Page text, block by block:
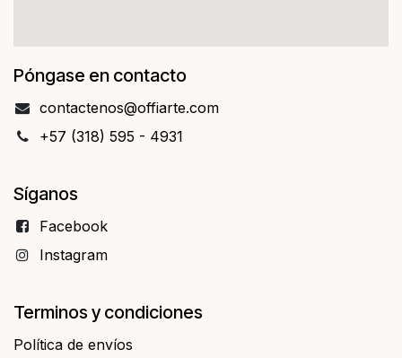
Póngase en contacto
contact​​enos@offiarte.com
+57 (318) 595 - 4931
Síganos
Facebo​​ok
Instagram
Terminos y condiciones
Política de envíos